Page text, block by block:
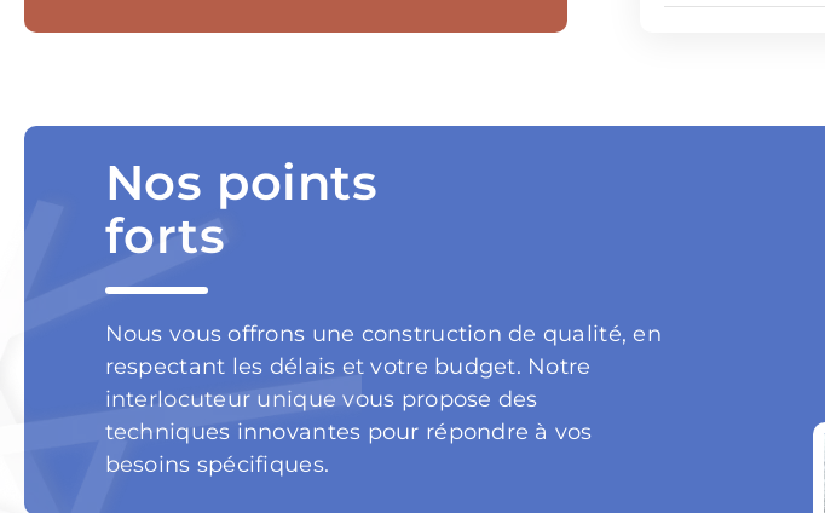
Nos points
forts
Nous vous offrons une construction de qualité, en
respectant les délais et votre budget. Notre
interlocuteur unique vous propose des
techniques innovantes pour répondre à vos
besoins spécifiques.